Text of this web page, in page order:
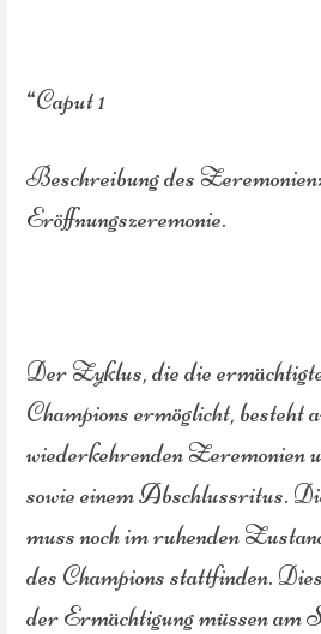
“Caput 1
Beschreibung des
Eröffnungszeremonie.
Der Zyklus, die die
Champions ermöglicht, besteht
wiederkehrenden Zeremonien
sowie einem Abschlussritus.
muss noch im ruhenden
des Champions stattfinden.
der Ermächtigung müssen am